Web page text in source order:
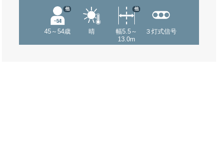
45～54歳
他
晴
幅5.5～
13.0m
他
３灯式信号